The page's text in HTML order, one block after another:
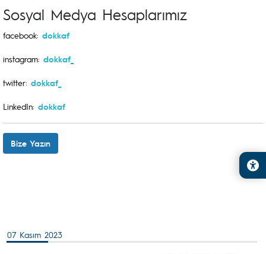
Sosyal Medya Hesaplarımız
facebook: dokkaf
instagram: dokkaf_
twitter: dokkaf_
LinkedIn: dokkaf
Bize Yazın
07 Kasım 2023